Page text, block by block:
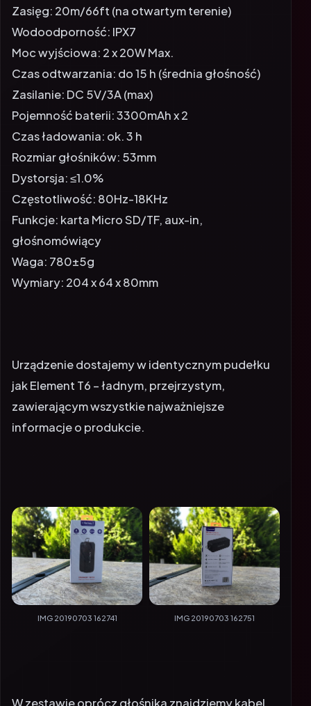
Zasięg: 20m/66ft (na otwartym terenie)
Wodoodporność: IPX7
Moc wyjściowa: 2 x 20W Max.
Czas odtwarzania: do 15 h (średnia głośność)
Zasilanie: DC 5V/3A (max)
Pojemność baterii: 3300mAh x 2
Czas ładowania: ok. 3 h
Rozmiar głośników: 53mm
Dystorsja: ≤1.0%
Częstotliwość: 80Hz-18KHz
Funkcje: karta Micro SD/TF, aux-in,
głośnomówiący
Waga: 780±5g
Wymiary: 204 x 64 x 80mm
Urządzenie dostajemy w identycznym pudełku
jak Element T6 – ładnym, przejrzystym,
zawierającym wszystkie najważniejsze
informacje o produkcie.
IMG 20190703 162741 IMG 20190703 162751
W zestawie oprócz głośnika znajdziemy kabel